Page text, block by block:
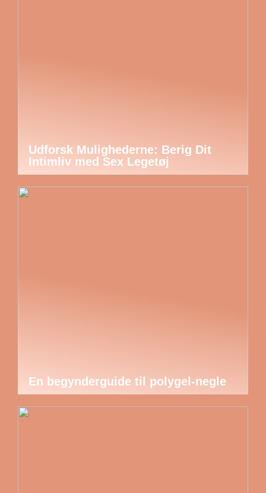
Udforsk Mulighederne: Berig Dit
Intimliv med Sex Legetøj
En begynderguide til polygel-negle